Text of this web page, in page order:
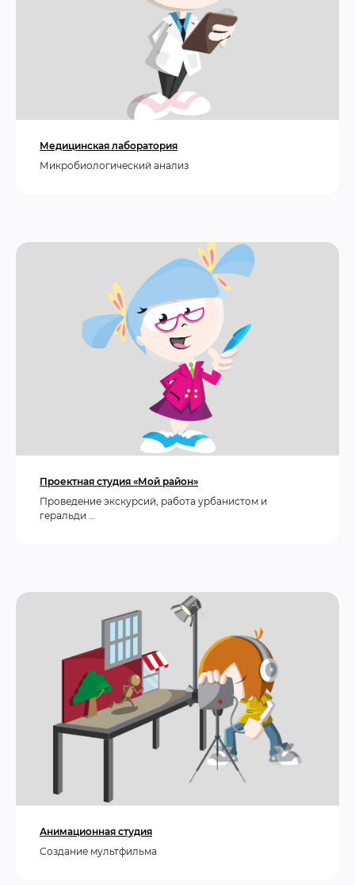
Медицинская лаборатория
Микробиологический анализ
Проектная студия «Мой район»
Проведение экскурсий, работа урбанистом и
геральди ...
Анимационная студия
Создание мультфильма